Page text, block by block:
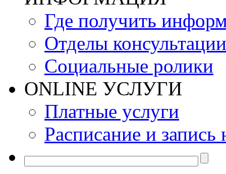
Где получить
Отделы консультации
Социальные ролики
ONLINE УСЛУГИ
Платные услуги
Расписание и запись